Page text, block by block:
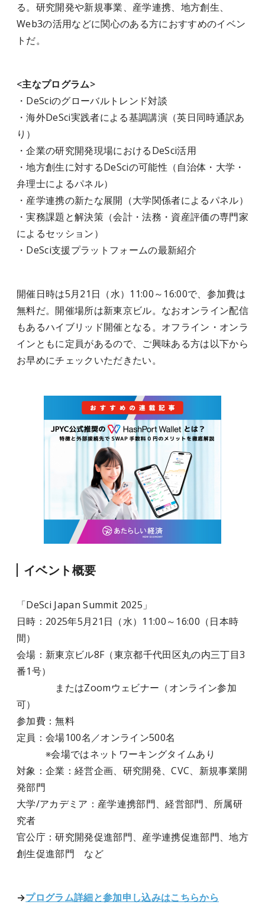
る。研究開発や新規事業、産学連携、地方創生、
Web3の活用などに関心のある方におすすめのイベン
トだ。
<主なプログラム>
・DeSciのグローバルトレンド対談
・海外DeSci実践者による基調講演（英日同時通訳あ
り）
・企業の研究開発現場におけるDeSci活用
・地方創生に対するDeSciの可能性（自治体・大学・
弁理士によるパネル）
・産学連携の新たな展開（大学関係者によるパネル）
・実務課題と解決策（会計・法務・資産評価の専門家
によるセッション）
・DeSci支援プラットフォームの最新紹介
開催日時は5月21日（水）11:00～16:00で、参加費は
無料だ。開催場所は新東京ビル。なおオンライン配信
もあるハイブリッド開催となる。オフライン・オンラ
インともに定員があるので、ご興味ある方は以下から
お早めにチェックいただきたい。
イベント概要
「DeSci Japan Summit 2025」
日時：2025年5月21日（水）11:00～16:00（日本時
間）
会場：新東京ビル8F（東京都千代田区丸の内三丁目3
番1号）
またはZoomウェビナー（オンライン参加
可）
参加費：無料
定員：会場100名／オンライン500名
※会場ではネットワーキングタイムあり
対象：企業：経営企画、研究開発、CVC、新規事業開
発部門
大学/アカデミア：産学連携部門、経営部門、所属研
究者
官公庁：研究開発促進部門、産学連携促進部門、地方
創生促進部門 など
→プログラム詳細と参加申し込みはこちらから